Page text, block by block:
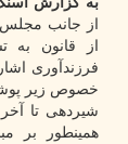
از جانب
از قانون
خصوص زیر
شیردهی تا